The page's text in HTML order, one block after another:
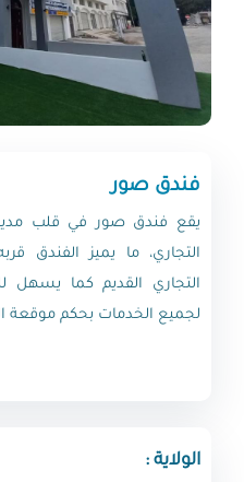
فندق صور
يقع فندق صور في قلب
التجاري، ما يميز
التجاري القديم كما يسهل
لجميع الخدمات بحكم موقعة
الولاية :